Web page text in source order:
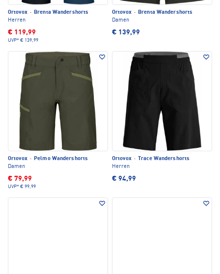
Ortovox · Brenta Wandershorts
Herren
€ 119,99
UVP* € 139,99
Ortovox · Brenta Wandershorts
Damen
€ 139,99
Ortovox · Pelmo Wandershorts
Damen
€ 79,99
UVP* € 99,99
Ortovox ·
Trace Wandershorts
Herren
€ 94,99